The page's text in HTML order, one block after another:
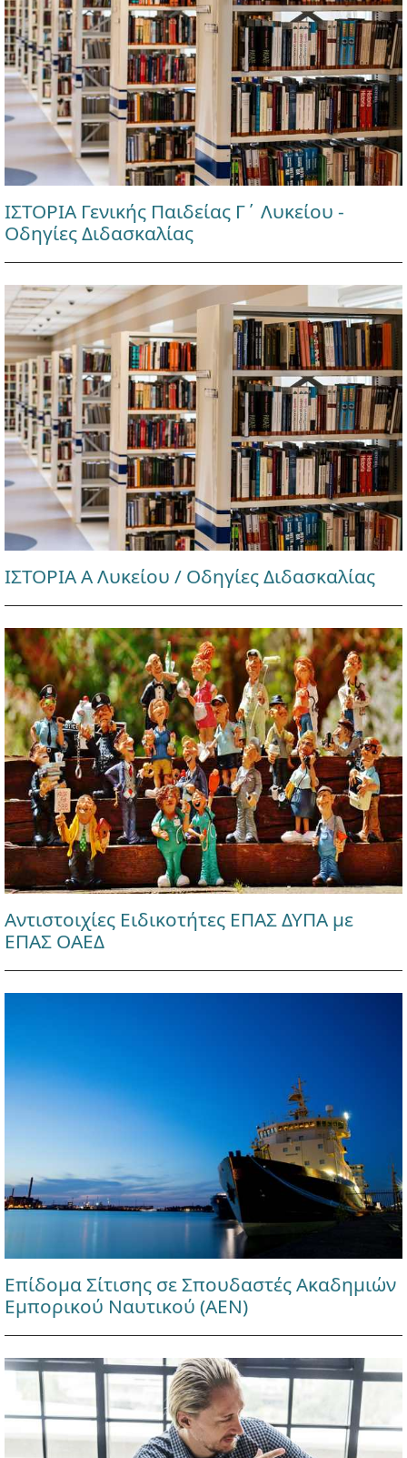
ΙΣΤΟΡΙΑ Γενικής Παιδείας Γ΄ Λυκείου -
Οδηγίες Διδασκαλίας
ΙΣΤΟΡΙΑ Α Λυκείου / Οδηγίες Διδασκαλίας
Αντιστοιχίες Ειδικοτήτες ΕΠΑΣ ΔΥΠΑ με
ΕΠΑΣ ΟΑΕΔ
Επίδομα Σίτισης σε Σπουδαστές Ακαδημιών
Εμπορικού Ναυτικού (ΑΕΝ)